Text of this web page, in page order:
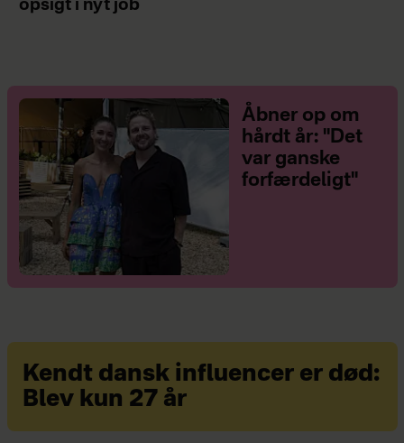
opsigt i nyt job
Åbner op om
hårdt år: "Det
var ganske
forfærdeligt"
Kendt dansk influencer er død:
Blev kun 27 år